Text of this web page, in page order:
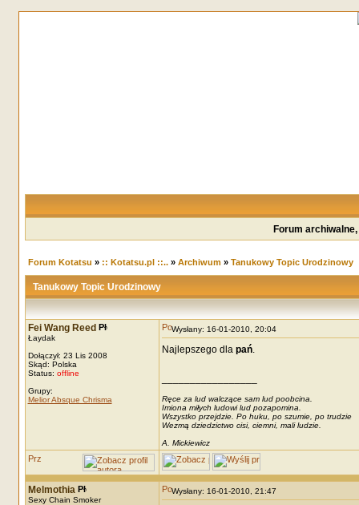
Forum
Forum Kotatsu » :: Kotatsu.pl ::..» Archiwum» Tanukowy Topic Urodzinowy
Tanukowy Topic Urodzinowy
Fei Wang Reed
Łaydak
Dołączył: 23 Lis 2008
Skąd: Polska
Status: offline
Grupy:
Melior Absque Chrisma
Wysłany: 16-01-2010, 20:04
Najlepszego dla pań.
Ręce za lud walczące sam lud poobcina.
Imiona miłych ludowi lud pozapomina.
Wszystko przejdzie. Po huku, po szumie, po trudzie
Wezmą dziedzictwo cisi, ciemni, mali ludzie.
A. Mickiewicz
Melmothia
Sexy Chain Smoker
Wysłany: 16-01-2010, 21:47